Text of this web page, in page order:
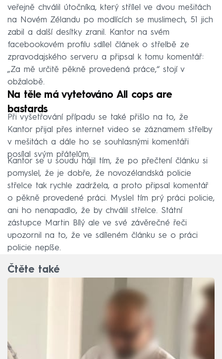
veřejně chválil útočníka, který střílel ve dvou mešitách
na Novém Zélandu po modlících se muslimech, 51 jich
zabil a další desítky zranil. Kantor na svém
facebookovém profilu sdílel článek o střelbě ze
zpravodajského serveru a připsal k tomu komentář:
„Za mě určitě pěkně provedená práce,“ stojí v
obžalobě.
Na těle má vytetováno All cops are
bastards
Při vyšetřování případu se také přišlo na to, že
Kantor přijal přes internet video se záznamem střelby
v mešitách a dále ho se souhlasnými komentáři
posílal svým přátelům.
Kantor se u soudu hájil tím, že po přečtení článku si
pomyslel, že je dobře, že novozélandská policie
střelce tak rychle zadržela, a proto připsal komentář
o pěkně provedené práci. Myslel tím prý práci policie,
ani ho nenapadlo, že by chválil střelce. Státní
zástupce Martin Bílý ale ve své závěrečné řeči
upozornil na to, že ve sdíleném článku se o práci
policie nepíše.
Čtěte také